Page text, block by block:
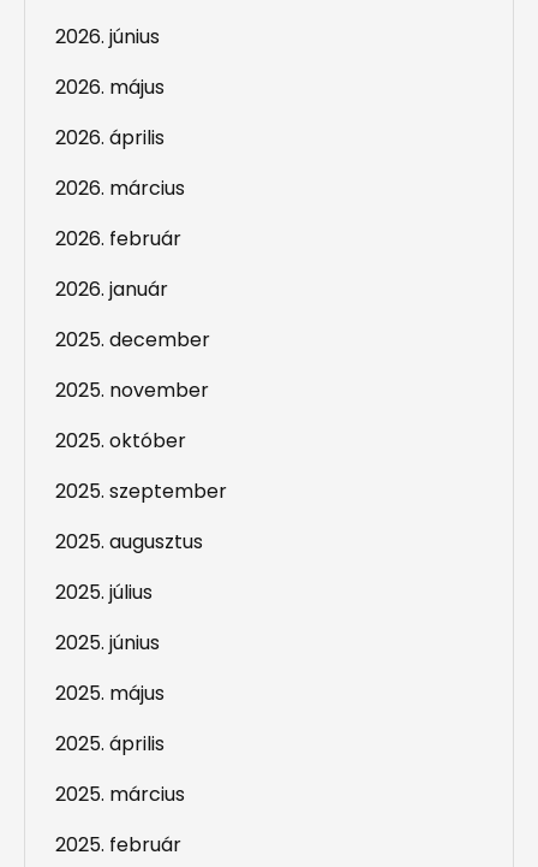
2026. június
2026. május
2026. április
2026. március
2026. február
2026. január
2025. december
2025. november
2025. október
2025. szeptember
2025. augusztus
2025. július
2025. június
2025. május
2025. április
2025. március
2025. február